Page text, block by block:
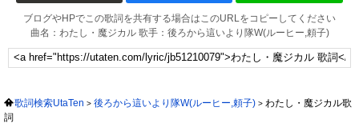
ブログやHPでこの歌詞を共有する場合はこのURLをコピーしてください
曲名：わたし・魔ジカル 歌手：後ろから這いより隊W(ルーヒー,頼子)
歌詞検索UtaTen 後ろから這いより隊W(ルーヒー,頼子)
わたし・魔ジカル歌
詞